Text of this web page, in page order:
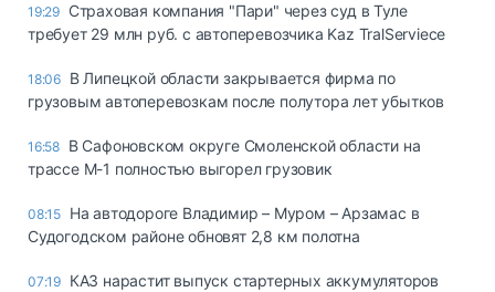
19:29 Страховая компания "Пари" через суд в Туле
требует 29 млн руб. с автоперевозчика Kaz TralServiece
18:06 В Липецкой области закрывается фирма по
грузовым автоперевозкам после полутора лет убытков
16:58 В Сафоновском округе Смоленской области на
трассе М-1 полностью выгорел грузовик
08:15 На автодороге Владимир – Муром – Арзамас в
Судогодском районе обновят 2,8 км полотна
07:19 КАЗ нарастит выпуск стартерных аккумуляторов